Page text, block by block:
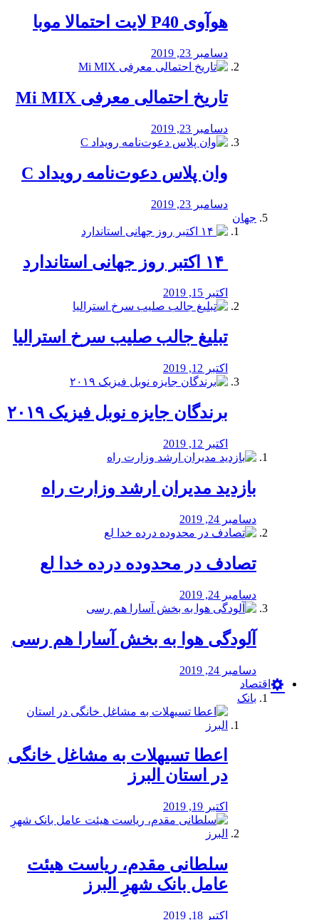
هوآوی P40 لایت احتمالا موبا
دسامبر 23, 2019
تاریخ احتمالی معرفی Mi MIX
دسامبر 23, 2019
وان پلاس دعوت‌نامه رویداد C
دسامبر 23, 2019
جهان
اکتبر 15, 2019
تبلیغ جالب صلیب سرخ استرالیا
اکتبر 12, 2019
برندگان جایزه نوبل فیزیک ۲۰۱۹
اکتبر 12, 2019
بازدید مدیران ارشد وزارت راه
دسامبر 24, 2019
تصادف در محدوده درده خدا لع
دسامبر 24, 2019
آلودگی هوا به بخش آسارا هم رسی
دسامبر 24, 2019
اقتصاد
بانک
️اعطا تسیهلات به مشاغل خانگی
در استان البرز
اکتبر 19, 2019
سلطانی مقدم، ریاست هیئت
عامل بانک شهرِ البرز
اکتبر 18, 2019